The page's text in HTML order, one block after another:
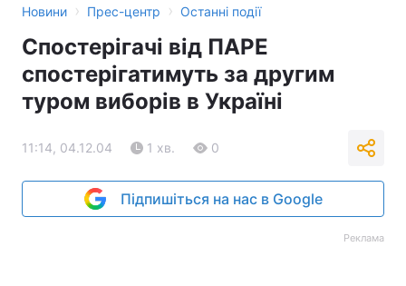
Новини › Прес-центр › Останні події
Спостерігачі від ПАРЕ
спостерігатимуть за другим
туром виборів в Україні
11:14, 04.12.04 1 хв. 0
Підпишіться на нас в Google
Реклама